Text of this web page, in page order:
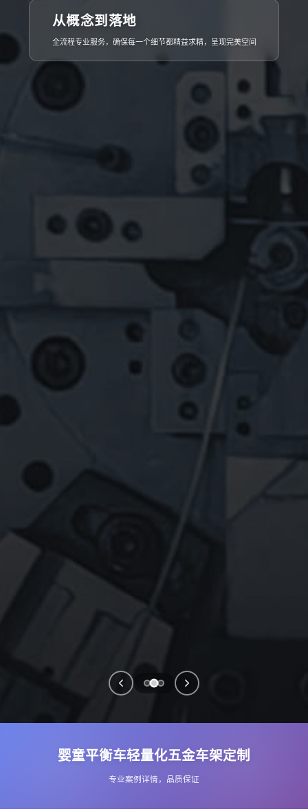
从概念到落地
全流程专业服务，确保每一个细节都精益求精，呈现完美空间
婴童平衡车轻量化五金车架定制
专业案例详情，品质保证